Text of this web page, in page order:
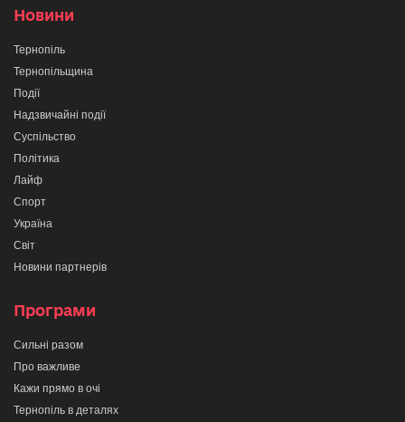
Новини
Тернопіль
Тернопільщина
Події
Надзвичайні події
Суспільство
Політика
Лайф
Спорт
Україна
Світ
Новини партнерів
Програми
Сильні разом
Про важливе
Кажи прямо в очі
Тернопіль в деталях